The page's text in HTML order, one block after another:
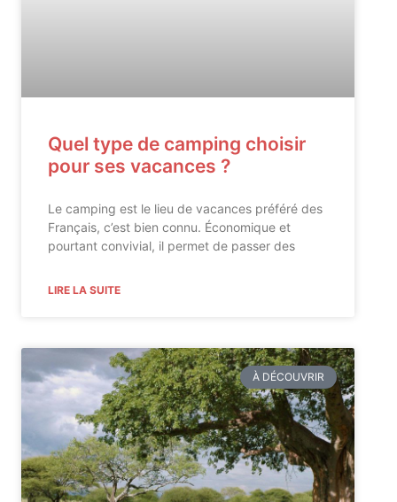
Quel type de camping choisir
pour ses vacances ?
Le camping est le lieu de vacances préféré des
Français, c’est bien connu. Économique et
pourtant convivial, il permet de passer des
LIRE LA SUITE
À DÉCOUVRIR